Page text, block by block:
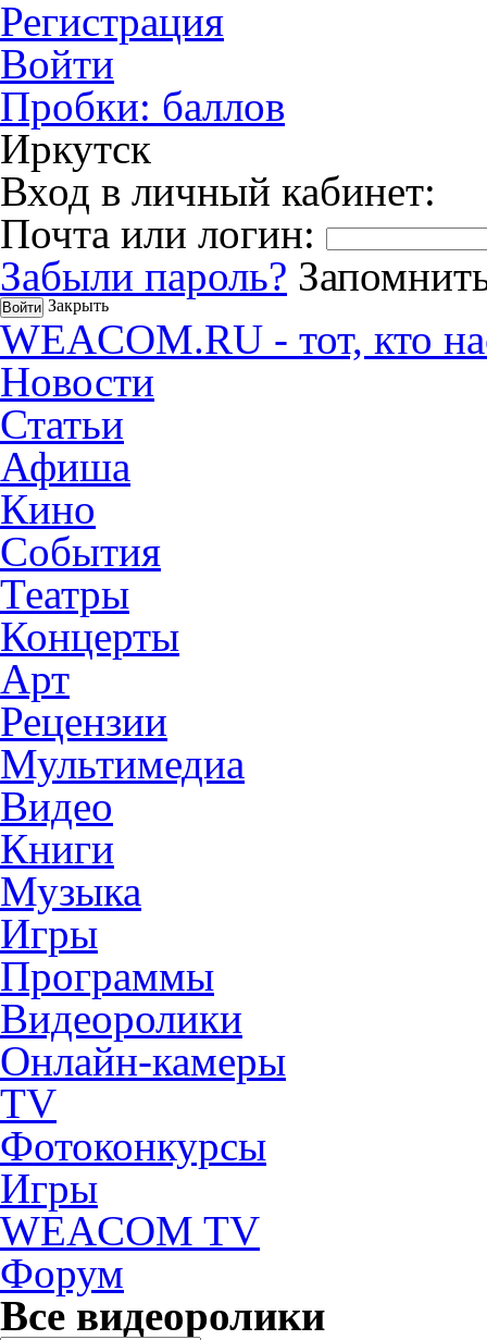
Регистрация
Войти
Пробки: баллов
Иркутск
Вход в личный кабинет:
Почта или логин:
Забыли пароль?
Закрыть
WEACOM.RU - тот, кто
Новости
Статьи
Афиша
Кино
События
Театры
Концерты
Арт
Рецензии
Мультимедиа
Видео
Книги
Музыка
Игры
Программы
Видеоролики
Онлайн-камеры
TV
Фотоконкурсы
Игры
WEACOM TV
Форум
Все видеоролики